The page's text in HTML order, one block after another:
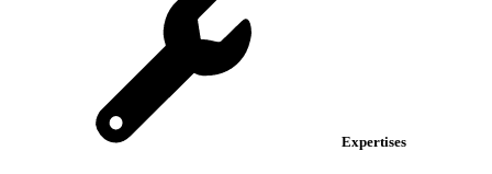
Expertises